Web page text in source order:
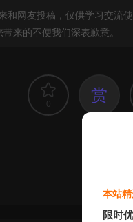
和网友投稿，仅供学习交流
来的不便我们深表歉意。
0 赏
本站
限时